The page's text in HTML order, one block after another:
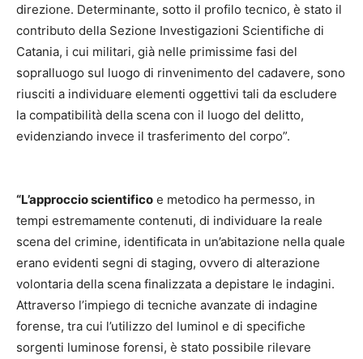
direzione. Determinante, sotto il profilo tecnico, è stato il
contributo della Sezione Investigazioni Scientifiche di
Catania, i cui militari, già nelle primissime fasi del
sopralluogo sul luogo di rinvenimento del cadavere, sono
riusciti a individuare elementi oggettivi tali da escludere
la compatibilità della scena con il luogo del delitto,
evidenziando invece il trasferimento del corpo”.
“L’approccio scientifico e metodico ha permesso, in
tempi estremamente contenuti, di individuare la reale
scena del crimine, identificata in un’abitazione nella quale
erano evidenti segni di staging, ovvero di alterazione
volontaria della scena finalizzata a depistare le indagini.
Attraverso l’impiego di tecniche avanzate di indagine
forense, tra cui l’utilizzo del luminol e di specifiche
sorgenti luminose forensi, è stato possibile rilevare